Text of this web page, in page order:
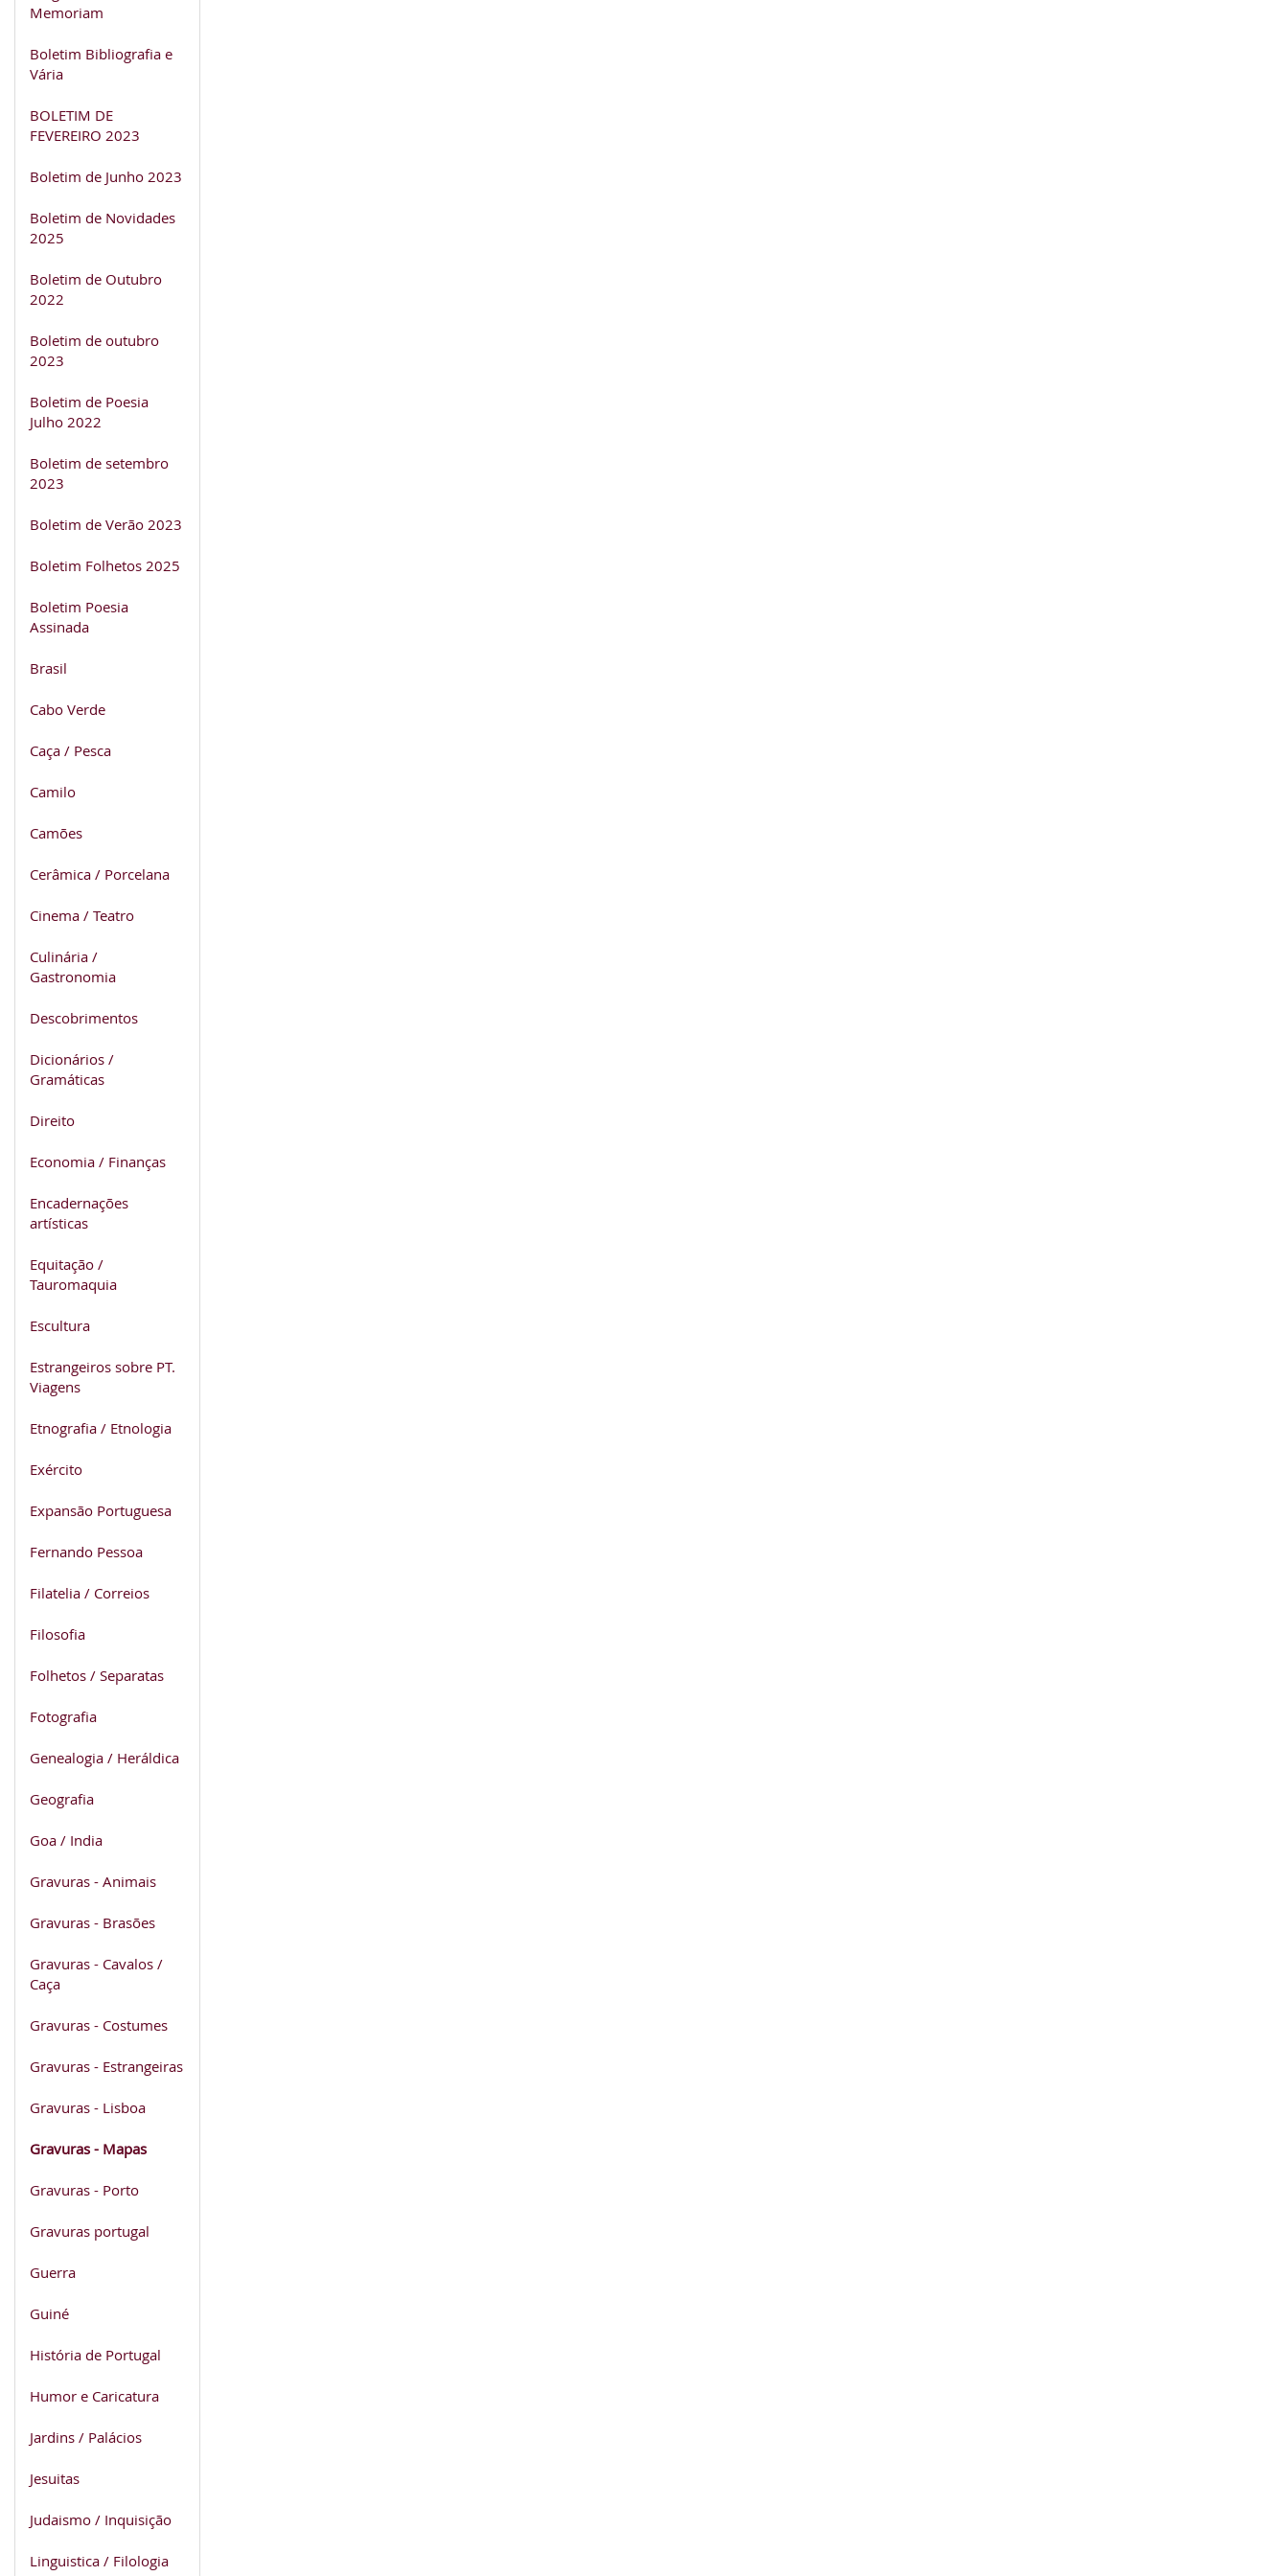
Memoriam
Boletim Bibliografia e
Vária
BOLETIM DE
FEVEREIRO 2023
Boletim de Junho 2023
Boletim de Novidades
2025
Boletim de Outubro
2022
Boletim de outubro
2023
Boletim de Poesia
Julho 2022
Boletim de setembro
2023
Boletim de Verão 2023
Boletim Folhetos 2025
Boletim Poesia
Assinada
Brasil
Cabo Verde
Caça / Pesca
Camilo
Camões
Cerâmica / Porcelana
Cinema / Teatro
Culinária /
Gastronomia
Descobrimentos
Dicionários /
Gramáticas
Direito
Economia / Finanças
Encadernações
artísticas
Equitação /
Tauromaquia
Escultura
Estrangeiros sobre PT.
Viagens
Etnografia / Etnologia
Exército
Expansão Portuguesa
Fernando Pessoa
Filatelia / Correios
Filosofia
Folhetos / Separatas
Fotografia
Genealogia / Heráldica
Geografia
Goa / India
Gravuras - Animais
Gravuras - Brasões
Gravuras - Cavalos /
Caça
Gravuras - Costumes
Gravuras - Estrangeiras
Gravuras - Lisboa
Gravuras - Mapas
Gravuras - Porto
Gravuras portugal
Guerra
Guiné
História de Portugal
Humor e Caricatura
Jardins / Palácios
Jesuitas
Judaismo / Inquisição
Linguistica / Filologia